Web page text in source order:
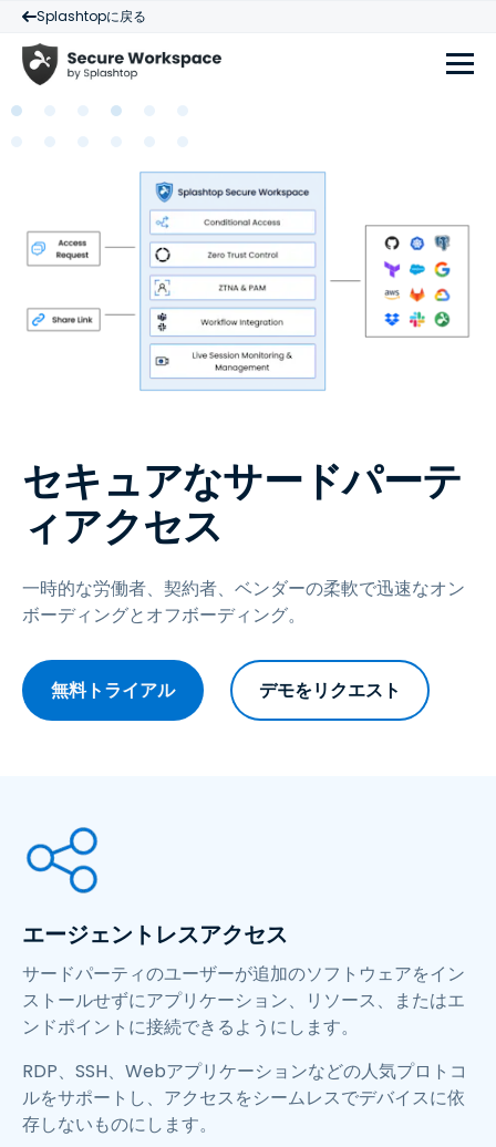
Splashtopに戻る
セキュアなサードパーテ
ィアクセス
一時的な労働者、契約者、ベンダーの柔軟で迅速なオン
ボーディングとオフボーディング。
無料トライアル デモをリクエスト
エージェントレスアクセス
サードパーティのユーザーが追加のソフトウェアをイン
ストールせずにアプリケーション、リソース、またはエ
ンドポイントに接続できるようにします。
RDP、SSH、Webアプリケーションなどの人気プロトコ
ルをサポートし、アクセスをシームレスでデバイスに依
存しないものにします。